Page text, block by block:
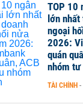
TOP 10
lớn
ngoại
2026:
quán
nhóm tư
TÀI CHÍNH -